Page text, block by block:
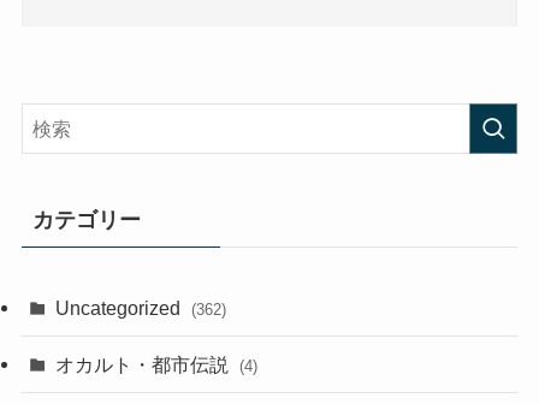
カテゴリー
Uncategorized (362)
オカルト・都市伝説 (4)